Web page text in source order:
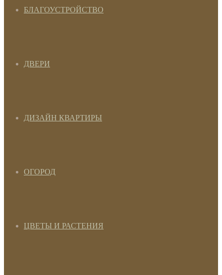
БЛАГОУСТРОЙСТВО
ДВЕРИ
ДИЗАЙН КВАРТИРЫ
ОГОРОД
ЦВЕТЫ И РАСТЕНИЯ